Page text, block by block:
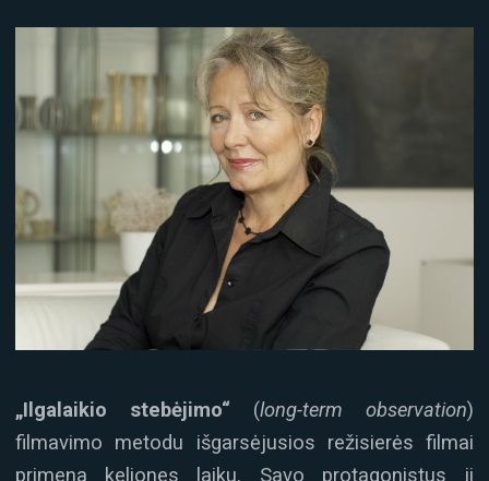
„Ilgalaikio stebėjimo“ (long-term observation)
filmavimo metodu išgarsėjusios režisierės filmai
primena keliones laiku. Savo protagonistus ji